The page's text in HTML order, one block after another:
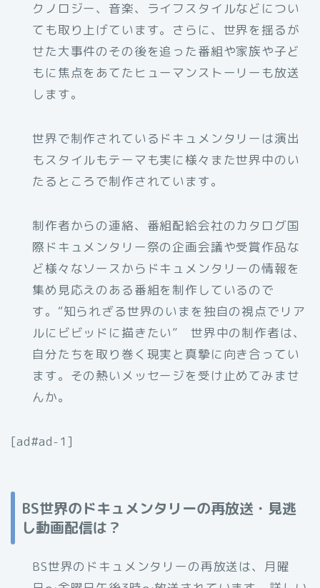
クノロジー、音楽、ライフスタイルなどについ
ても取り上げています。さらに、世界を揺るが
せた大事件のその後を追った番組や家族や子ど
もに焦点をあてたヒューマンストーリーも放送
します。
世界で制作されているドキュメンタリーは演出
もスタイルもテーマも実に様々また世界中のい
たるところで制作されています。
制作者からの連絡、番組配給会社のカタログ国
際ドキュメンタリー祭の企画会議や受賞作品な
ど様々なソースからドキュメンタリーの情報を
集め見応えのある番組を制作しているので
す。“知られざる世界のいまを独自の視点でリア
ルにビビッドに描きたい” 世界中の制作者は、
自分たちを取り巻く現実と真摯に向き合ってい
ます。その熱いメッセージを受け止めてみませ
んか。
[ad#ad-1]
BS世界のドキュメンタリーの再放送・見逃
し動画配信は？
BS世界のドキュメンタリーの再放送は、月曜